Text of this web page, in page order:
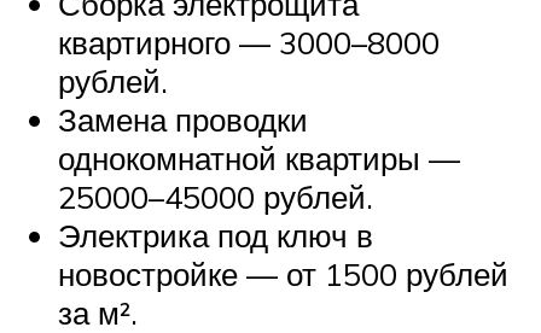
квартирного — 3000–8000
рублей.
Замена проводки
однокомнатной квартиры —
25000–45000 рублей.
Электрика под ключ в
новостройке — от 1500 рублей
за м².